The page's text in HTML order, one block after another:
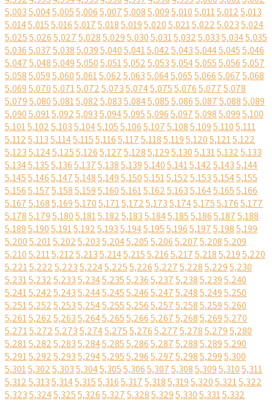
5,0035,0045,0055,0065,0075,0085,0095,0105,0115,0125,013
5,0145,0155,0165,0175,0185,0195,0205,0215,0225,0235,024
5,0255,0265,0275,0285,0295,0305,0315,0325,0335,0345,035
5,0365,0375,0385,0395,0405,0415,0425,0435,0445,0455,046
5,0475,0485,0495,0505,0515,0525,0535,0545,0555,0565,057
5,0585,0595,0605,0615,0625,0635,0645,0655,0665,0675,068
5,0695,0705,0715,0725,0735,0745,0755,0765,0775,078
5,0795,0805,0815,0825,0835,0845,0855,0865,0875,0885,089
5,0905,0915,0925,0935,0945,0955,0965,0975,0985,0995,100
5,1015,1025,1035,1045,1055,1065,1075,1085,1095,1105,111
5,1125,1135,1145,1155,1165,1175,1185,1195,1205,1215,122
5,1235,1245,1255,1265,1275,1285,1295,1305,1315,1325,133
5,1345,1355,1365,1375,1385,1395,1405,1415,1425,1435,144
5,1455,1465,1475,1485,1495,1505,1515,1525,1535,1545,155
5,1565,1575,1585,1595,1605,1615,1625,1635,1645,1655,166
5,1675,1685,1695,1705,1715,1725,1735,1745,1755,1765,177
5,1785,1795,1805,1815,1825,1835,1845,1855,1865,1875,188
5,1895,1905,1915,1925,1935,1945,1955,1965,1975,1985,199
5,2005,2015,2025,2035,2045,2055,2065,2075,2085,209
5,2105,2115,2125,2135,2145,2155,2165,2175,2185,2195,220
5,2215,2225,2235,2245,2255,2265,2275,2285,2295,230
5,2315,2325,2335,2345,2355,2365,2375,2385,2395,240
5,2415,2425,2435,2445,2455,2465,2475,2485,2495,250
5,2515,2525,2535,2545,2555,2565,2575,2585,2595,260
5,2615,2625,2635,2645,2655,2665,2675,2685,2695,270
5,2715,2725,2735,2745,2755,2765,2775,2785,2795,280
5,2815,2825,2835,2845,2855,2865,2875,2885,2895,290
5,2915,2925,2935,2945,2955,2965,2975,2985,2995,300
5,3015,3025,3035,3045,3055,3065,3075,3085,3095,3105,311
5,3125,3135,3145,3155,3165,3175,3185,3195,3205,3215,322
5,3235,3245,3255,3265,3275,3285,3295,3305,3315,332